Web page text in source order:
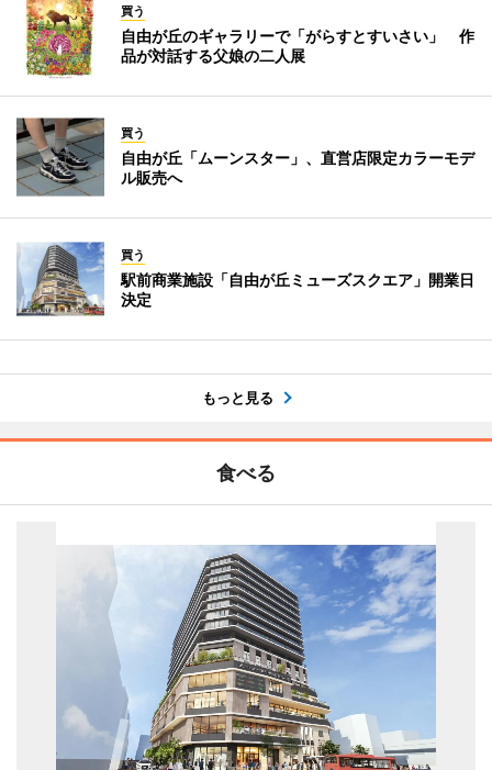
買う
自由が丘のギャラリーで「がらすとすいさい」 作
品が対話する父娘の二人展
買う
自由が丘「ムーンスター」、直営店限定カラーモデ
ル販売へ
買う
駅前商業施設「自由が丘ミューズスクエア」開業日
決定
もっと見る
食べる